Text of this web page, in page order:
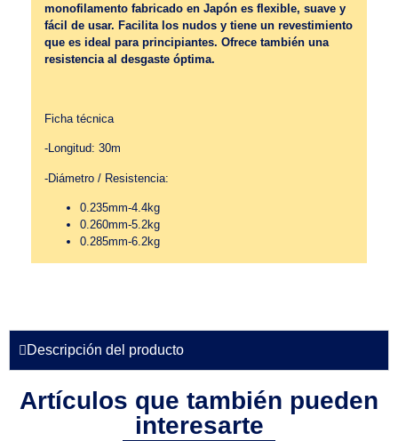
monofilamento fabricado en Japón es flexible, suave y
fácil de usar. Facilita los nudos y tiene un revestimiento
que es ideal para principiantes. Ofrece también una
resistencia al desgaste óptima.
Ficha técnica
-Longitud: 30m
-Diámetro / Resistencia:
0.235mm-4.4kg
0.260mm-5.2kg
0.285mm-6.2kg
Descripción del producto
Artículos que también pueden
interesarte